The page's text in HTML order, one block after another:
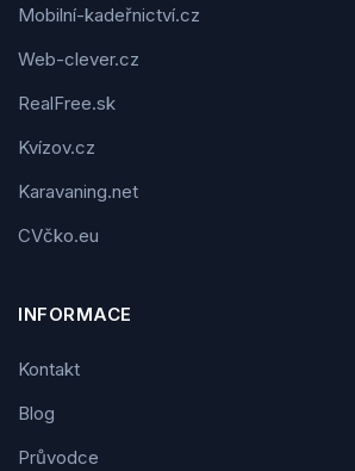
Mobilní-kadeřnictví.cz
Web-clever.cz
RealFree.sk
Kvízov.cz
Karavaning.net
CVčko.eu
INFORMACE
Kontakt
Blog
Průvodce